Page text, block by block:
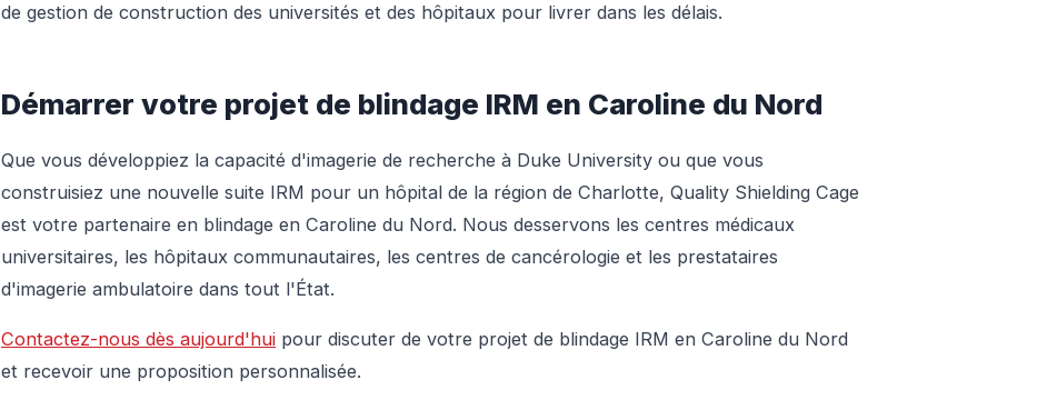
de gestion de construction des universités et des hôpitaux pour livrer dans les délais.
Démarrer votre projet de blindage IRM en Caroline du Nord
Que vous développiez la capacité d'imagerie de recherche à Duke University ou que vous
construisiez une nouvelle suite IRM pour un hôpital de la région de Charlotte, Quality Shielding Cage
est votre partenaire en blindage en Caroline du Nord. Nous desservons les centres médicaux
universitaires, les hôpitaux communautaires, les centres de cancérologie et les prestataires
d'imagerie ambulatoire dans tout l'État.
Contactez-nous dès aujourd'hui pour discuter de votre projet de blindage IRM en Caroline du Nord
et recevoir une proposition personnalisée.